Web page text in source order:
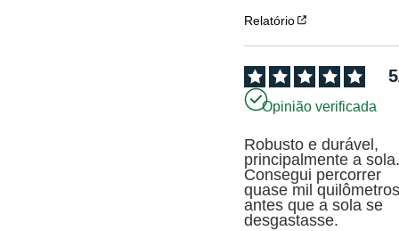
Relatório
5
Opinião verificada
Robusto e durável,
principalmente a
Consegui percorrer
quase mil
antes que a sola se
desgastasse.